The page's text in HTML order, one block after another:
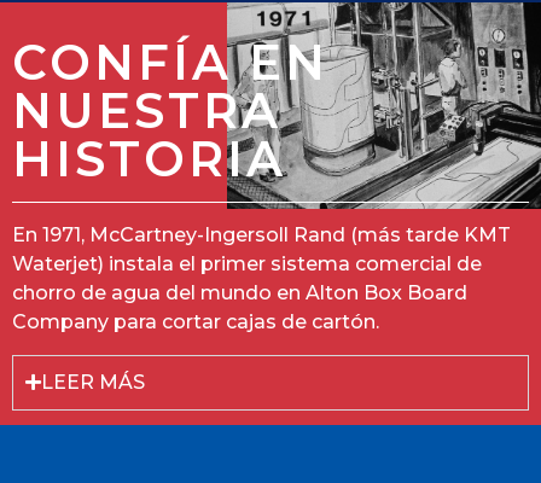
CONFÍA EN
NUESTRA
HISTORIA
En 1971, McCartney-Ingersoll Rand (más tarde KMT
Waterjet) instala el primer sistema comercial de
chorro de agua del mundo en Alton Box Board
Company para cortar cajas de cartón.
LEER MÁS